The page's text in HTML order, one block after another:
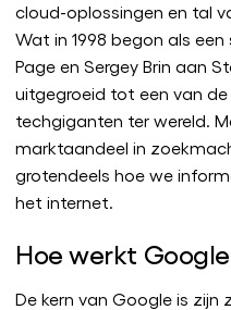
cloud-oplossingen en tal
Wat in 1998 begon als
Page en Sergey Brin aan
uitgegroeid tot een van
techgiganten ter wereld.
marktaandeel in
grotendeels hoe we
het internet.
Hoe werkt
De kern van Google is zijn